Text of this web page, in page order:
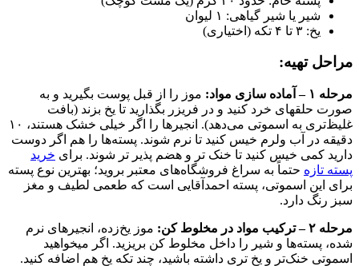
شیر یا شیر گیاهی: ۱ لیوان
یخ: ۳ تا ۴ تکه (اختیاری)
مراحل تهیه:
مرحله ۱ – آماده‌ سازی مواد:
موز را از قبل پوست بگیرید و به
صورت حلقهای خرد کنید و در فریزر بگذارید تا یخ بزند (بافت
غلیظ‌تری به اسموتی می‌دهد). انجیرها را اگر خیلی خشک هستند، ۱۰
دقیقه در آب ولرم خیس کنید تا نرم شوند. پسته‌ها را هم اگر دوست
دارید کمی خیس کنید تا خنک‌ تر و هضم‌ پذیر تر شوند. برای خرید
پسته تازه حتماً به سراغ فروشگاه‌های معتبر بروید؛ بهترین نوع پسته
برای این اسموتی، پسته احمدآقایی است که طعمی لطیف و مغز
سبز رنگ دارد.
مرحله ۲ – ترکیب مواد در مخلوط‌ کن:
موز یخ‌زده، انجیرهای نرم‌
شده، پسته‌ها و شیر را داخل مخلوط‌ کن بریزید. اگر میخواهید
اسموتی خنک‌تر و یخ‌ تری داشته باشید، چند تکه یخ هم اضافه کنید.